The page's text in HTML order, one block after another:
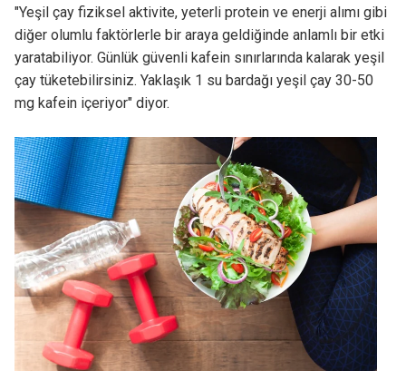
"Yeşil çay fiziksel aktivite, yeterli protein ve enerji alımı gibi
diğer olumlu faktörlerle bir araya geldiğinde anlamlı bir etki
yaratabiliyor. Günlük güvenli kafein sınırlarında kalarak yeşil
çay tüketebilirsiniz. Yaklaşık 1 su bardağı yeşil çay 30-50
mg kafein içeriyor" diyor.